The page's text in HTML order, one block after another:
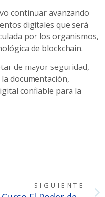
continuar avanzando
digitales que será
por los organismos,
de blockchain.
de mayor seguridad,
documentación,
confiable para la
SIGUIENTE